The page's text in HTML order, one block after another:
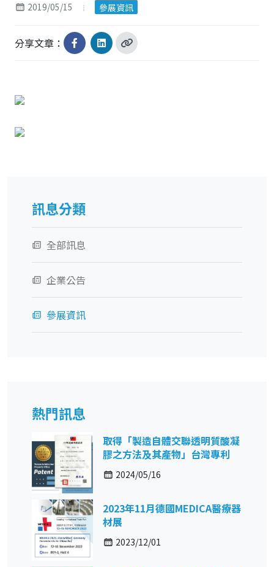
訊息分類
全部訊息
企業公告
參展資訊
熱門訊息
取得「製造自體交聯透明質酸凝
膠之方法及其產物」台灣專利
2024/05/16
2023年11月德國MEDICA醫療器
材展
2023/12/01
2019/05/15 參展資訊
分享文章：